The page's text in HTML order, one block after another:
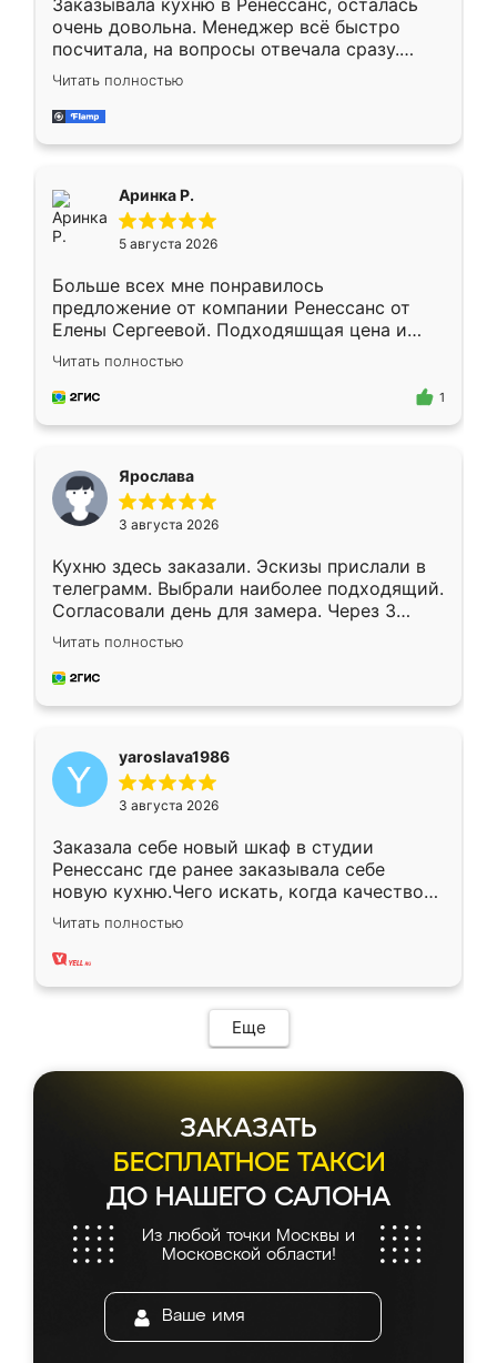
Заказывала кухню в Ренессанс, осталась
очень довольна. Менеджер всё быстро
посчитала, на вопросы отвечала сразу.
Замерщик приехал в субботу, подошёл к
делу со всей ответственностью. Собрали
за день, ребята работали аккуратно, даже
Читать полностью
Аринка Р.
5 августа 2026
Больше всех мне понравилось
предложение от компании Ренессанс от
Елены Сергеевой. Подходяшщая цена и
короткие сроки изготовления. Приехавший
для замера сотрудник Владислав
предложил по моему эскизу самый
Читать полностью
1
Ярослава
3 августа 2026
Кухню здесь заказали. Эскизы прислали в
телеграмм. Выбрали наиболее подходящий.
Согласовали день для замера. Через 3
недели кухня была уже готова. Остались
довольны работой. Спасибо Ренессанс
мебель за качественную работу!
Читать полностью
yaroslava1986
3 августа 2026
Заказала себе новый шкаф в студии
Ренессанс где ранее заказывала себе
новую кухню.Чего искать, когда качеством
вполне довольна. Служит кухня уже почти
два года, нареканий нет.
Читать полностью
Еще
ЗАКАЗАТЬ
БЕСПЛАТНОЕ ТАКСИ
ДО НАШЕГО САЛОНА
Из любой точки Москвы и
Московской области!